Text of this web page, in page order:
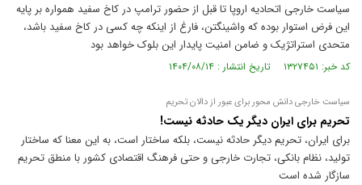
سیاست خارجی اتحادیه اروپا تا قبل از حضور ترامپ در کاخ سفید همواره بر پایه
این فرض استوار بوده که واشینگتن، فارغ از اینکه چه کسی در کاخ سفید باشد،
متحدی استراتژیک و ضامن امنیت پایدار این بلوک خواهد بود
کد خبر: ۱۳۲۷۴۵۱ تاریخ انتشار : ۱۴۰۴/۰۸/۱۴
سیاست خارجی دانش محور برای عبور از دالان تحریم
تحریم برای ایران دیگر یک حادثه نیست!
برای ایران، تحریم دیگر حادثه نیست، بلکه ساختار است، به این معنا که ساختار
تولید، نظام بانکی، تجارت خارجی و حتی فرهنگ اقتصادی کشور با منطق تحریم
سازگار شده است